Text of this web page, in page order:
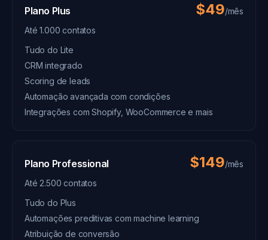
Plano Plus $49/mês
Até 1.000 contatos
Tudo do Lite
CRM integrado
Scoring de leads
Automação avançada com condições
Integrações com Shopify, WooCommerce e mais
Plano Professional $149/mês
Até 2.500 contatos
Tudo do Plus
Automações preditivas com machine learning
Atribuição de conversão